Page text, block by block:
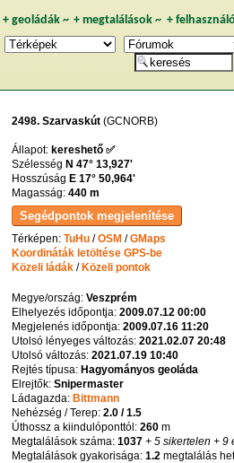
+ geoládák~ +megtalálások ~ +
2498. Szarvaskút (GCNORB)
Állapot:kereshető ✅
SzélességN 47° 13,927'
HosszúságE 17° 50,964'
Magasság:440 m
Térképen:TuHu /OSM /GMaps
Koordináták letöltése GPS-be
Közeli ládák / Közeli pontok
Megye/ország:Veszprém
Elhelyezés időpontja:2009.07.12 00:00
Megjelenés időpontja:2009.07.16 11:20
Utolsó lényeges változás:2021.02.07 20:48
Utolsó változás:2021.07.19 10:40
Rejtés típusa: Hagyományos geoláda
Elrejtők:Snipermaster
Ládagazda: Bittmann
Nehézség / Terep:2.0 / 1.5
Úthossz a kiindulóponttól:260 m
Megtalálások száma:1037 + 5 sikertelen + 9
Megtalálások gyakorisága:1.2 megtalálás